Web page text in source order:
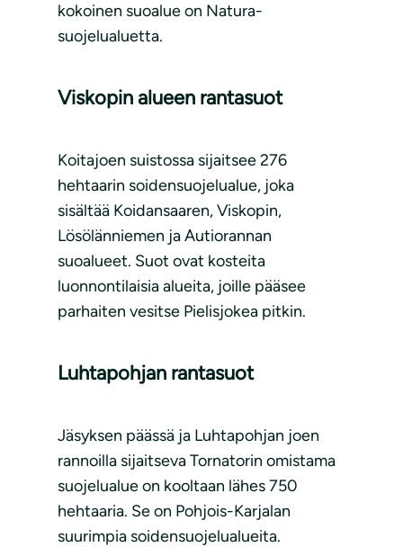
kokoinen suoalue on Natura-
suojelualuetta.
Viskopin alueen rantasuot
Koitajoen suistossa sijaitsee 276
hehtaarin soidensuojelualue, joka
sisältää Koidansaaren, Viskopin,
Lösölänniemen ja Autiorannan
suoalueet. Suot ovat kosteita
luonnontilaisia alueita, joille pääsee
parhaiten vesitse Pielisjokea pitkin.
Luhtapohjan rantasuot
Jäsyksen päässä ja Luhtapohjan joen
rannoilla sijaitseva Tornatorin omistama
suojelualue on kooltaan lähes 750
hehtaaria. Se on Pohjois-Karjalan
suurimpia soidensuojelualueita.